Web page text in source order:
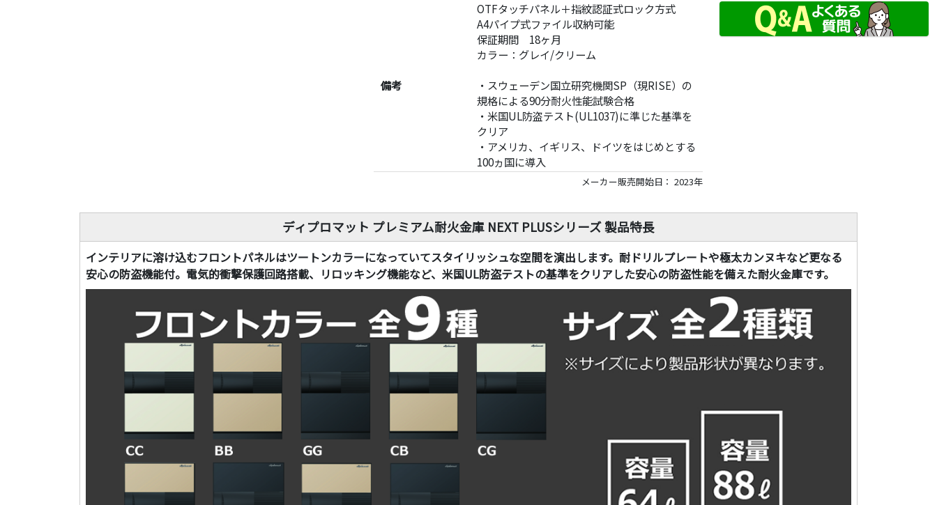
備考
OTFタッチパネル＋指紋認証式ロック方式
A4パイプ式ファイル収納可能
保証期間 18ヶ月
カラー：グレイ/クリーム
・スウェーデン国立研究機関SP（現RISE）の
規格による90分耐火性能試験合格
・米国UL防盗テスト(UL1037)に準じた基準を
クリア
・アメリカ、イギリス、ドイツをはじめとする
100ヵ国に導入
メーカー販売開始日： 2023年
ディプロマット プレミアム耐火金庫 NEXT PLUSシリーズ 製品特長
インテリアに溶け込むフロントパネルはツートンカラーになっていてスタイリッシュな空間を演出します。耐ドリルプレートや極太カンヌキなど更なる
安心の防盗機能付。電気的衝撃保護回路搭載、リロッキング機能など、米国UL防盗テストの基準をクリアした安心の防盗性能を備えた耐火金庫です。